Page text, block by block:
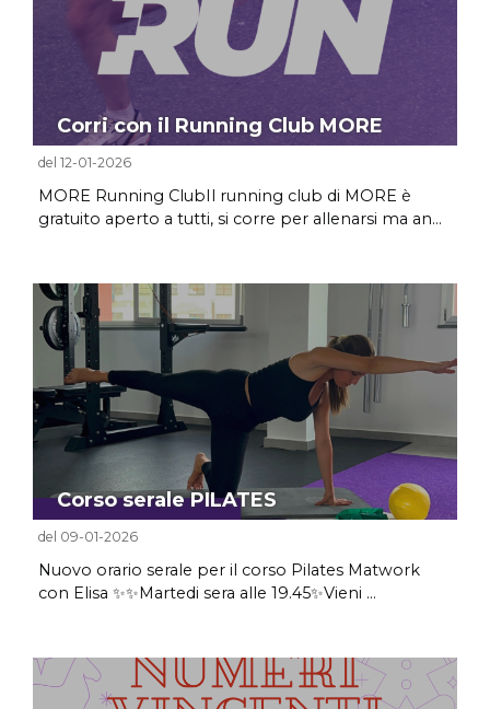
Corri con il Running Club MORE
del 12-01-2026
MORE Running ClubIl running club di MORE è
gratuito aperto a tutti, si corre per allenarsi ma an...
Corso serale PILATES
del 09-01-2026
Nuovo orario serale per il corso Pilates Matwork
con Elisa ✨✨Martedi sera alle 19.45✨Vieni ...